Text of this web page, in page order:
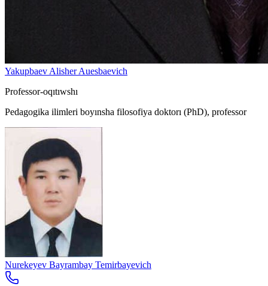
Yakupbaev Alisher Auesbaevich
Professor-oqıtıwshı
Pedagogika ilimleri boyınsha filosofiya doktorı (PhD), professor
Nurekeyev Bayrambay Temirbayevich